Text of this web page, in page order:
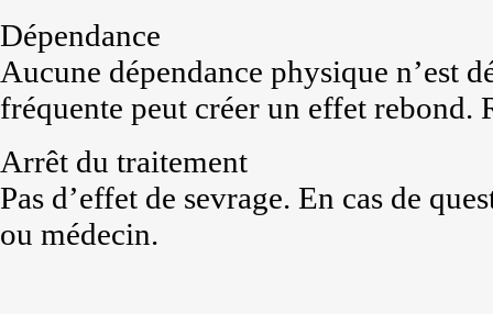
Dépendance
Aucune dépendance physique n’est
fréquente peut créer un effet rebond.
Arrêt du traitement
Pas d’effet de sevrage. En cas de
ou médecin.